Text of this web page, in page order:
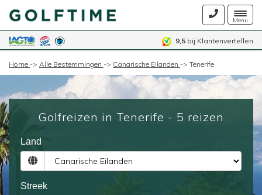
Menu
9,5 bij Klantenvertellen
Home -> Alle Bestemmingen -> Canarische Eilanden -> Tenerife
Golfreizen in Tenerife - 5 reizen
Land
Streek